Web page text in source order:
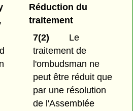
Réduction du
traitement
7(2)
Le
traitement de
l'ombudsman ne
peut être réduit que
par une résolution
de l'Assemblée